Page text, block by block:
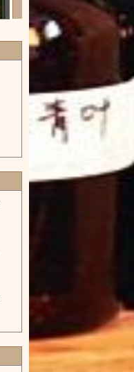
Geschenkgutschein.
»»»